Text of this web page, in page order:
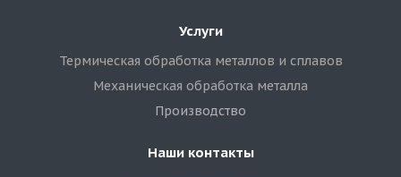
Услуги
Термическая обработка металлов и сплавов
Механическая обработка металла
Производство
Наши контакты